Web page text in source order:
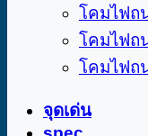
โคมไฟถ
โคมไฟถ
โคมไฟถ
จุดเด่น